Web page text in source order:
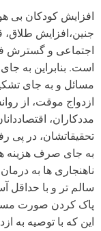
افزایش کودکان بی
جنین،افزایش
اجتماعی و گسترش
است. بنابراین به
مسائل و به جای
ازدواج موقت، از
مددکاران،
تحقیقاتشان، در پی
به جای صرف هزینه
ناهنجاری ها به
سالم تر و با حداقل
پاک کردن صورت
این که با توصیه به